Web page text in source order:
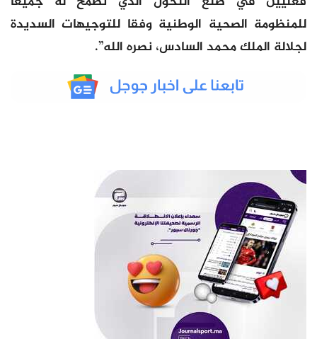
للمنظومة الصحية الوطنية وفقا للتوجيهات السديدة
لجلالة الملك محمد السادس، نصره الله”.